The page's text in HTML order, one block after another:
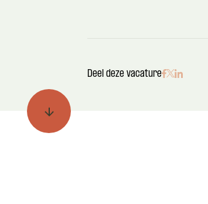
Deel deze vacature